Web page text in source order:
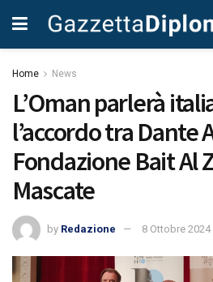
Home News
L’Oman parlerà
l’accordo tra Dante
Fondazione Bait Al
Mascate
by Redazione 8 Ottobre 2024